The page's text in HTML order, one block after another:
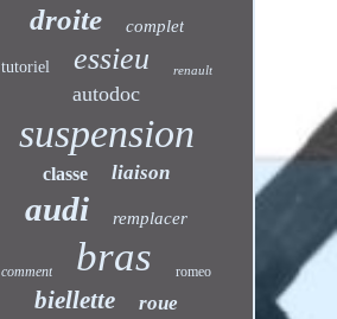
droite complet
tutoriel essieu renault
autodoc
suspension
classe liaison
audi remplacer
comment bras romeo
biellette roue